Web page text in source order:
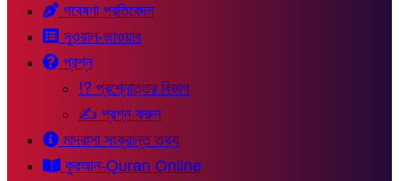
গবেষণা প্রতিবেদন
সুওয়াল-জাওয়াব
প্রশ্ন
⁉ প্রশ্নোত্তর বিভাগ
✍ প্রশ্ন করুন
মাদরাসা সংক্রান্ত তথ্য
কুরআন-Quran Online